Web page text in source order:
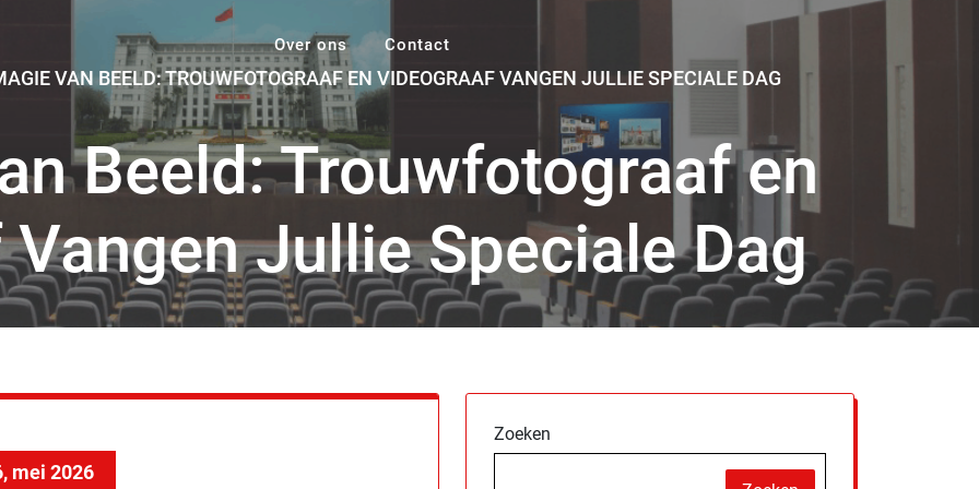
Over ons Contact
VAN BEELD: TROUWFOTOGRAAF EN VIDEOGRAAF VANGEN JULLIE SPECIALE DAG
Beeld: Trouwfotograaf en
Jullie Speciale Dag
mei 2026
Zoeken